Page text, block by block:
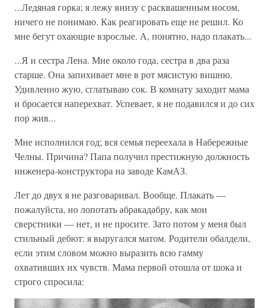
...Ледяная горка; я лежу внизу с расквашенным носом,
ничего не понимаю. Как реагировать еще не решил. Ко
мне бегут охающие взрослые. А, понятно, надо плакать...
...Я и сестра Лена. Мне около года, сестра в два раза
старше. Она запихивает мне в рот мясистую вишню.
Удивленно жую, сглатываю сок. В комнату заходит мама
и бросается наперехват. Успевает, я не подавился и до сих
пор жив...
Мне исполнился год; вся семья переехала в Набережные
Челны. Причина? Папа получил престижную должность
инженера-конструктора на заводе КамАЗ.
Лет до двух я не разговаривал. Вообще. Плакать —
пожалуйста, но лопотать абракадабру, как мои
сверстники — нет, и не просите. Зато потом у меня был
стильный дебют: я выругался матом. Родители обалдели,
если этим словом можно выразить всю гамму
охвативших их чувств. Мама первой отошла от шока и
строго спросила: